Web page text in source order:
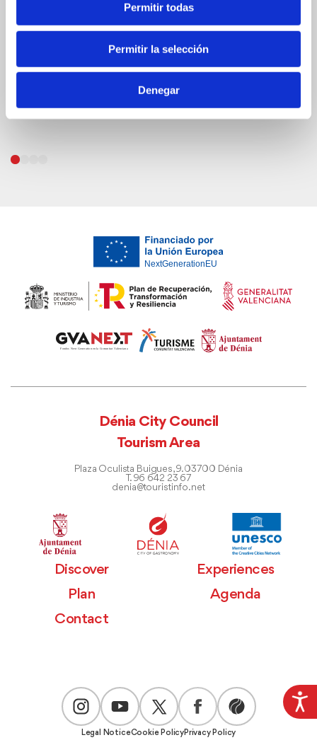
Permitir todas
Permitir la selección
Denegar
Dénia City Council
Tourism Area
Plaza Oculista Buigues, 9. 03700 Dénia
T. 96 642 23 67
denia@touristinfo.net
Discover
Experiences
Plan
Agenda
Contact
Legal NoticeCookie PolicyPrivacy Policy